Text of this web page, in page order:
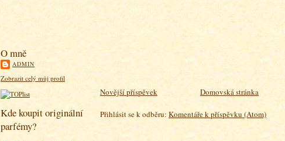
O mně
ADMIN
Zobrazit celý můj profil
Kde koupit originální
parfémy?
Novější příspěvek Domovská stránka
Přihlásit se k odběru: Komentáře k příspěvku (Atom)